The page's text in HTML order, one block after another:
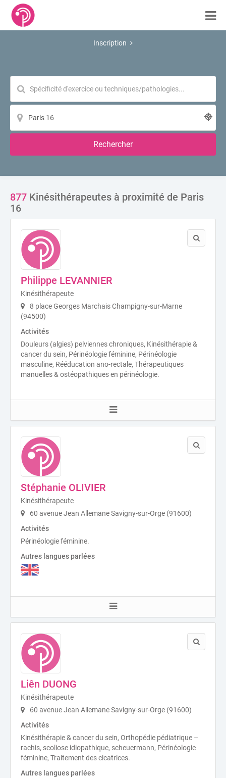
Inscription
Rechercher
877 Kinésithérapeutes à proximité de Paris
16
Philippe LEVANNIER
Kinésithérapeute
8 place Georges Marchais Champigny-sur-Marne
(94500)
Activités
Douleurs (algies) pelviennes chroniques, Kinésithérapie &
cancer du sein, Périnéologie féminine, Périnéologie
masculine, Rééducation ano-rectale, Thérapeutiques
manuelles & ostéopathiques en périnéologie.
Stéphanie OLIVIER
Kinésithérapeute
60 avenue Jean Allemane Savigny-sur-Orge (91600)
Activités
Périnéologie féminine.
Autres langues parlées
Liên DUONG
Kinésithérapeute
60 avenue Jean Allemane Savigny-sur-Orge (91600)
Activités
Kinésithérapie & cancer du sein, Orthopédie pédiatrique –
rachis, scoliose idiopathique, scheuermann, Périnéologie
féminine, Traitement des cicatrices.
Autres langues parlées